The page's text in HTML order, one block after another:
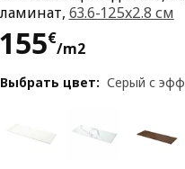
ламинат, 63.6-125x2.8 см
155€
/m2
Цена 155€/m2
Выбрать цвет: Серый с